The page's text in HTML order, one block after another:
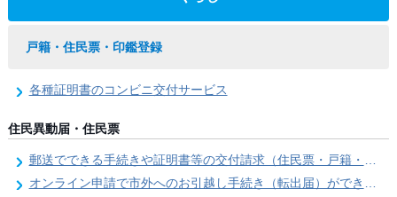
戸籍・住民票・印鑑登録
各種証明書のコンビニ交付サービス
住民異動届・住民票
郵送でできる手続きや証明書等の交付請求（住民票・戸籍・国民年金関係）
オンライン申請で市外へのお引越し手続き（転出届）ができます